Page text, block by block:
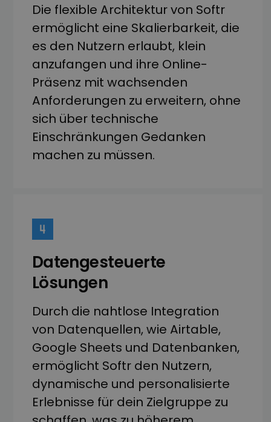
Die flexible Architektur von Softr
ermöglicht eine Skalierbarkeit, die
es den Nutzern erlaubt, klein
anzufangen und ihre Online-
Präsenz mit wachsenden
Anforderungen zu erweitern, ohne
sich über technische
Einschränkungen Gedanken
machen zu müssen.
Datengesteuerte
Lösungen
Durch die nahtlose Integration
von Datenquellen, wie Airtable,
Google Sheets und Datenbanken,
ermöglicht Softr den Nutzern,
dynamische und personalisierte
Erlebnisse für dein Zielgruppe zu